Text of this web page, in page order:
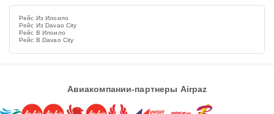
Рейс Из Илоило
Рейс Из Davao City
Рейс В Илоило
Рейс В Davao City
Авиакомпании-партнеры Airpaz